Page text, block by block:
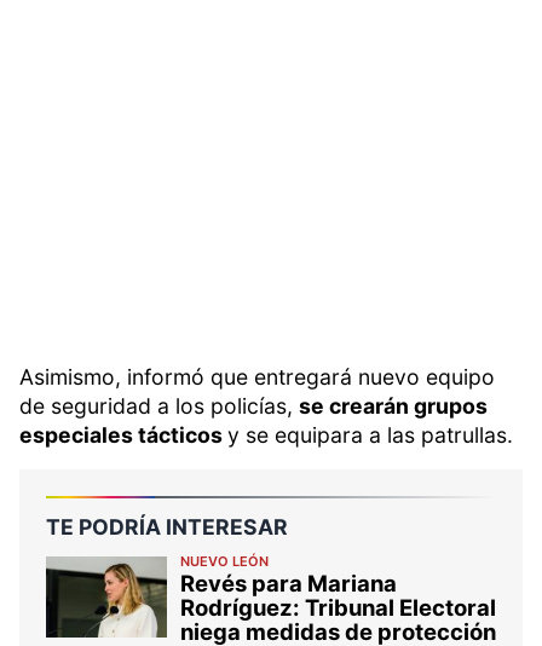
Asimismo, informó que entregará nuevo equipo
de seguridad a los policías, se crearán grupos
especiales tácticosy se equipara a las patrullas.
TE PODRÍA INTERESAR
NUEVO LEÓN
Revés para Mariana
Rodríguez: Tribunal Electoral
niega medidas de protección